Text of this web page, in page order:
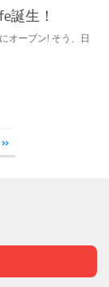
誕生！
オープン! そう、日
»